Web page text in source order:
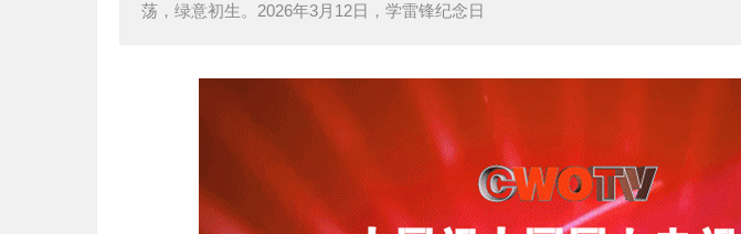
荡，绿意初生。2026年3月12日，学雷锋纪念日